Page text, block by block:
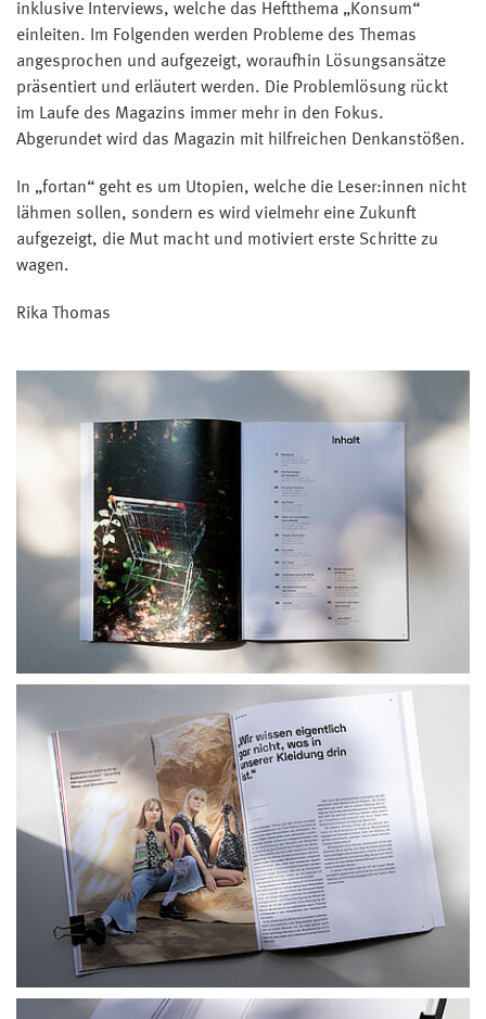
inklusive Interviews, welche das Heftthema „Konsum“
einleiten. Im Folgenden werden Probleme des Themas
angesprochen und aufgezeigt, woraufhin Lösungsansätze
präsentiert und erläutert werden. Die Problemlösung rückt
im Laufe des Magazins immer mehr in den Fokus.
Abgerundet wird das Magazin mit hilfreichen Denkanstößen.
In „fortan“ geht es um Utopien, welche die Leser:innen nicht
lähmen sollen, sondern es wird vielmehr eine Zukunft
aufgezeigt, die Mut macht und motiviert erste Schritte zu
wagen.
Rika Thomas